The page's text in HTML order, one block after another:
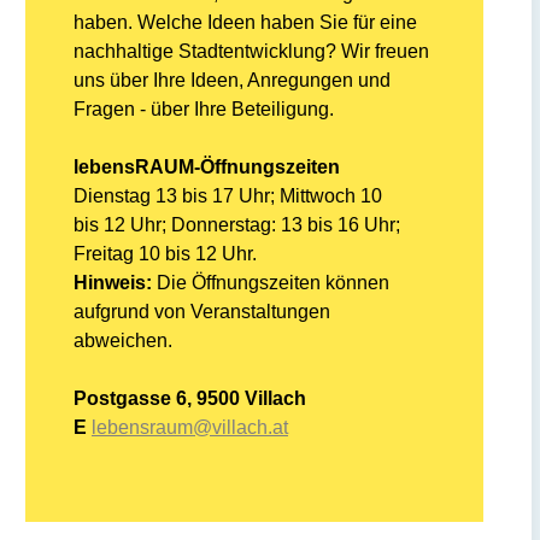
haben. Welche Ideen haben Sie für eine
nachhaltige Stadtentwicklung? Wir freuen
uns über Ihre Ideen, Anregungen und
Fragen - über Ihre Beteiligung.
lebensRAUM-Öffnungszeiten
Dienstag 13 bis 17 Uhr; Mittwoch 10
bis 12 Uhr; Donnerstag: 13 bis 16 Uhr;
Freitag 10 bis 12 Uhr.
Hinweis: Die Öffnungszeiten können
aufgrund von Veranstaltungen
abweichen.
Postgasse 6, 9500 Villach
E lebensraum@villach.at